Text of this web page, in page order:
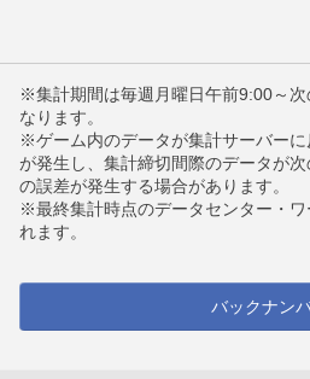
※集計期間は毎週月曜日午前9:00～
なります。
※ゲーム内のデータが集計サーバー
が発生し、集計締切間際のデータが
の誤差が発生する場合があります。
※最終集計時点のデータセンター・ワ
れます。
バックナン